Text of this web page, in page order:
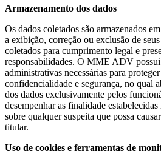
Armazenamento dos dados
Os dados coletados são armazenados
a exibição, correção ou exclusão de
coletados para cumprimento legal e
responsabilidades. O MME ADV possui
administrativas necessárias para
confidencialidade e segurança, no qual
dos dados exclusivamente pelos
desempenhar as finalidade
sobre qualquer suspeita que possa
titular.
Uso de cookies e ferramentas de